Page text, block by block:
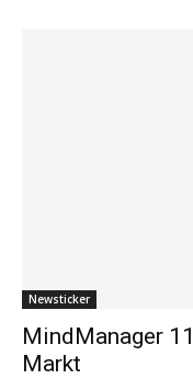
Newsticker
MindManager
Markt